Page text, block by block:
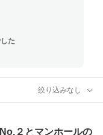
た
絞り込みなし
２とマンホールの